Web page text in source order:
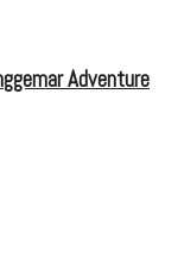
Adventure